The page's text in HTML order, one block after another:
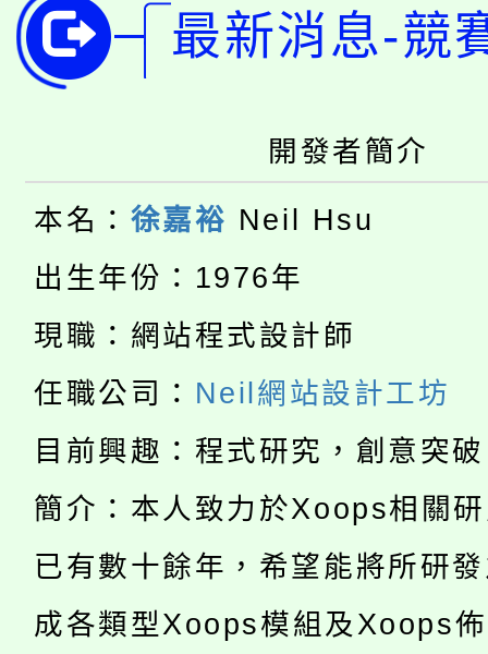
版
公告本校115學年度第
代理(課)教師甄選結果(
「2026金融保險知識
桃園市115學年度學生
生本土語及新住民語歌
公告本校115學年度第
代理(課)教師甄選結果(
公告本校115學年度第
代理(課)教師甄選結果(
轉知中國文化大學推廣
《TA101》溝通分析基
程，歡迎學生輔導中心
心理、諮商輔導、社會
系所師生報名參加。
淨零綠生活教案入校路
會
115年食農教育專業人
程
學期銜接期間理賠案件
學籍身 分審查程序及
版
淨零綠領人才培育課程
公告本校115學年度第
代理(課)教師甄選結果(
「2026金融保險知識
最新消息-競
開發者簡介
本名： 徐嘉裕 Neil Hsu
出生年份：1976年
現職：網站程式設計師
任職公司： Neil網站設計工坊
目前興趣：程式研究，創意突
簡介：本人致力於Xoops相關
已有數十餘年，希望能將所研
成各類型Xoops模組及Xoops